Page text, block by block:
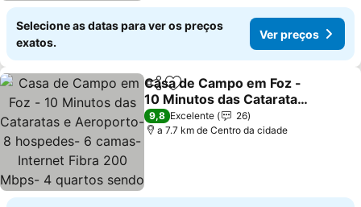
Selecione as datas para ver os preços
exatos.
Ver preços
PartilharAdicionar aos favoritos
Casa de Campo em Foz -
10 Minutos das Cataratas
e Aeroporto- 8
hospedes- 6 camas-
9,8 Excelente
26
a 7.7 km de Centro da cidade